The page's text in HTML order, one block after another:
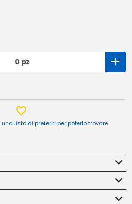
0 pz
lista di preferiti per poterlo trovare